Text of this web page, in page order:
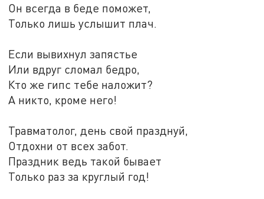
Он всегда в беде поможет,
Только лишь услышит плач.
Если вывихнул запястье
Или вдруг сломал бедро,
Кто же гипс тебе наложит?
А никто, кроме него!
Травматолог, день свой празднуй,
Отдохни от всех забот.
Праздник ведь такой бывает
Только раз за круглый год!